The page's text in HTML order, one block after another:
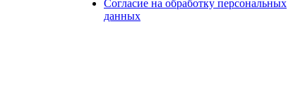
Cогласие на обработку персональных
данных